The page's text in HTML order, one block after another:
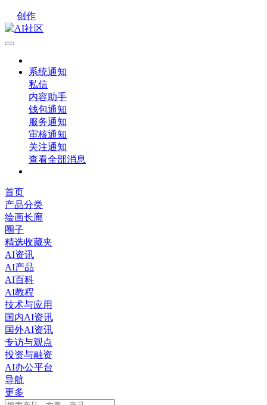
创作
系统通知
私信
内容助手
钱包通知
服务通知
审核通知
关注通知
查看全部消息
首页
产品分类
绘画长廊
圈子
精选收藏夹
AI资讯
AI产品
AI百科
AI教程
技术与应用
国内AI资讯
国外AI资讯
专访与观点
投资与融资
AI办公平台
导航
更多